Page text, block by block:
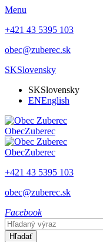
Menu
+421 43 5395 103
obec@zuberec.sk
SKSlovensky
SKSlovensky
ENEnglish
ObecZuberec
ObecZuberec
+421 43 5395 103
obec@zuberec.sk
Facebook
Hľadať